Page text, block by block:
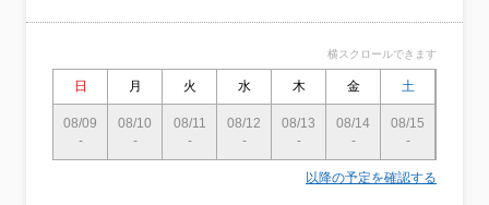
間外の予約も相談可 ※撮影は主に土日
影にご対応致します●作業前日、または当日
に電話で連絡いたします
横スクロールできます
日 月 火 水 木 金 土
08/09
-
08/10
-
08/11
-
08/12
-
08/13
-
08/14
-
08/15
-
以降の予定を確認する